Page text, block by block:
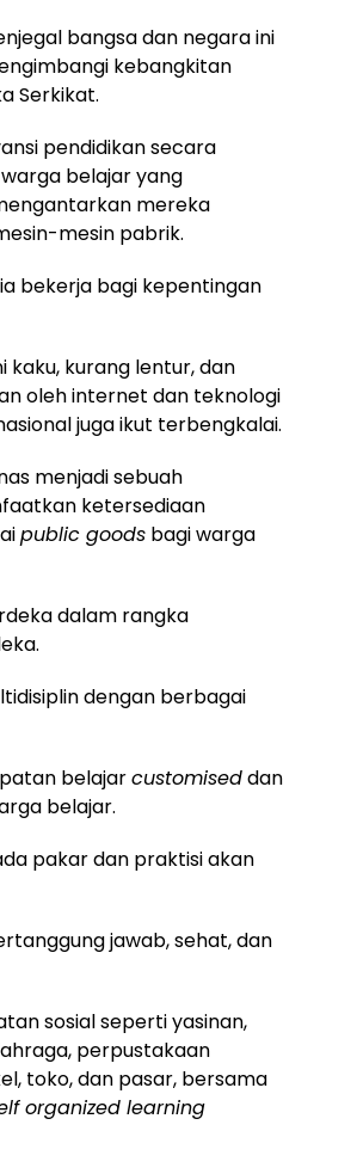
bangsa dan negara ini
kebangkitan
Serkikat.
pendidikan secara
belajar yang
mereka
mesin pabrik.
bekerja bagi kepentingan
kaku, kurang lentur, dan
oleh internet dan teknologi
juga ikut terbengkalai.
menjadi sebuah
ketersediaan
public goods bagi warga
dalam rangka
dengan berbagai
belajarcustomiseddan
belajar.
pakar dan praktisi akan
jawab, sehat, dan
sosial seperti yasinan,
perpustakaan
toko, dan pasar, bersama
organized learning